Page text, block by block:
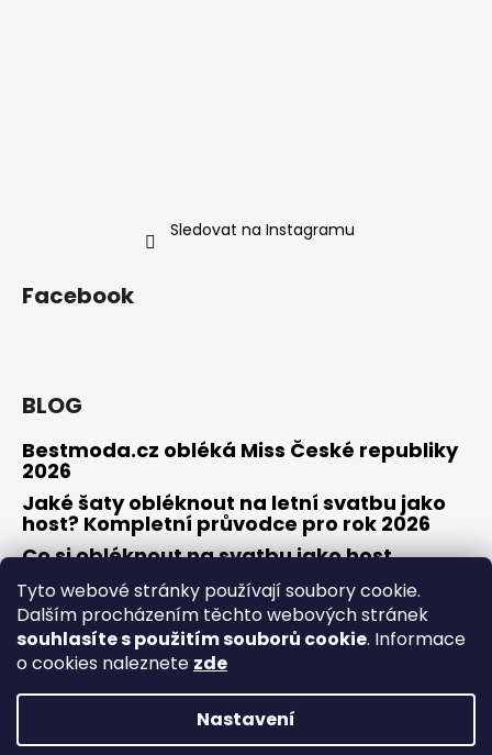
Tyto webové stránky používají soubory cookie.
Dalším procházením těchto webových stránek
souhlasíte s použitím souborů cookie. Informace
o cookies naleznete zde
Nastavení
Sledovat na Instagramu
Facebook
BLOG
Bestmoda.cz obléká Miss České republiky
2026
Jaké šaty obléknout na letní svatbu jako
host? Kompletní průvodce pro rok 2026
Co si obléknout na svatbu jako host
Osobní konzultace / zkouška šatů
Obchodní podmínky
Odstoupení od smlouvy / reklamace